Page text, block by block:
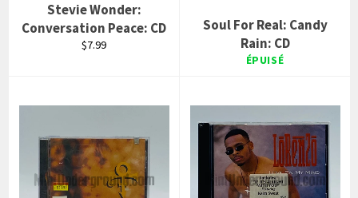
Stevie Wonder:
Conversation Peace: CD
Prix
$7.99
Soul For Real: Candy
Rain: CD
ÉPUISÉ